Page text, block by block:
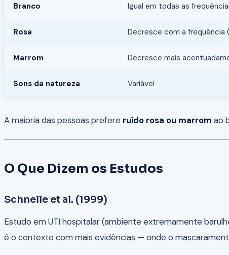
Branco Igual em todas as
Rosa Decresce com a frequência
Marrom Decresce mais
Sons da natureza Variável
A maioria das pessoas prefere ruído rosa ou marrom ao
O Que Dizem os Estudos
Schnelle et al. (1999)
Estudo em UTI hospitalar (ambiente extremamente
é o contexto com mais evidências — onde o